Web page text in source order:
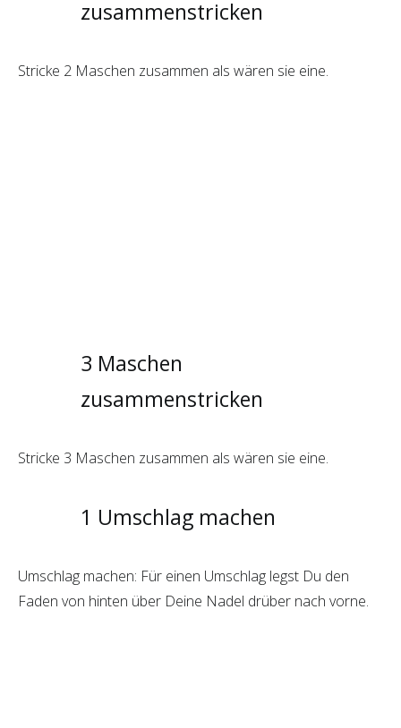
zusammenstricken
Stricke 2 Maschen zusammen als wären sie eine.
3 Maschen
zusammenstricken
Stricke 3 Maschen zusammen als wären sie eine.
1 Umschlag machen
Umschlag machen: Für einen Umschlag legst Du den
Faden von hinten über Deine Nadel drüber nach vorne.